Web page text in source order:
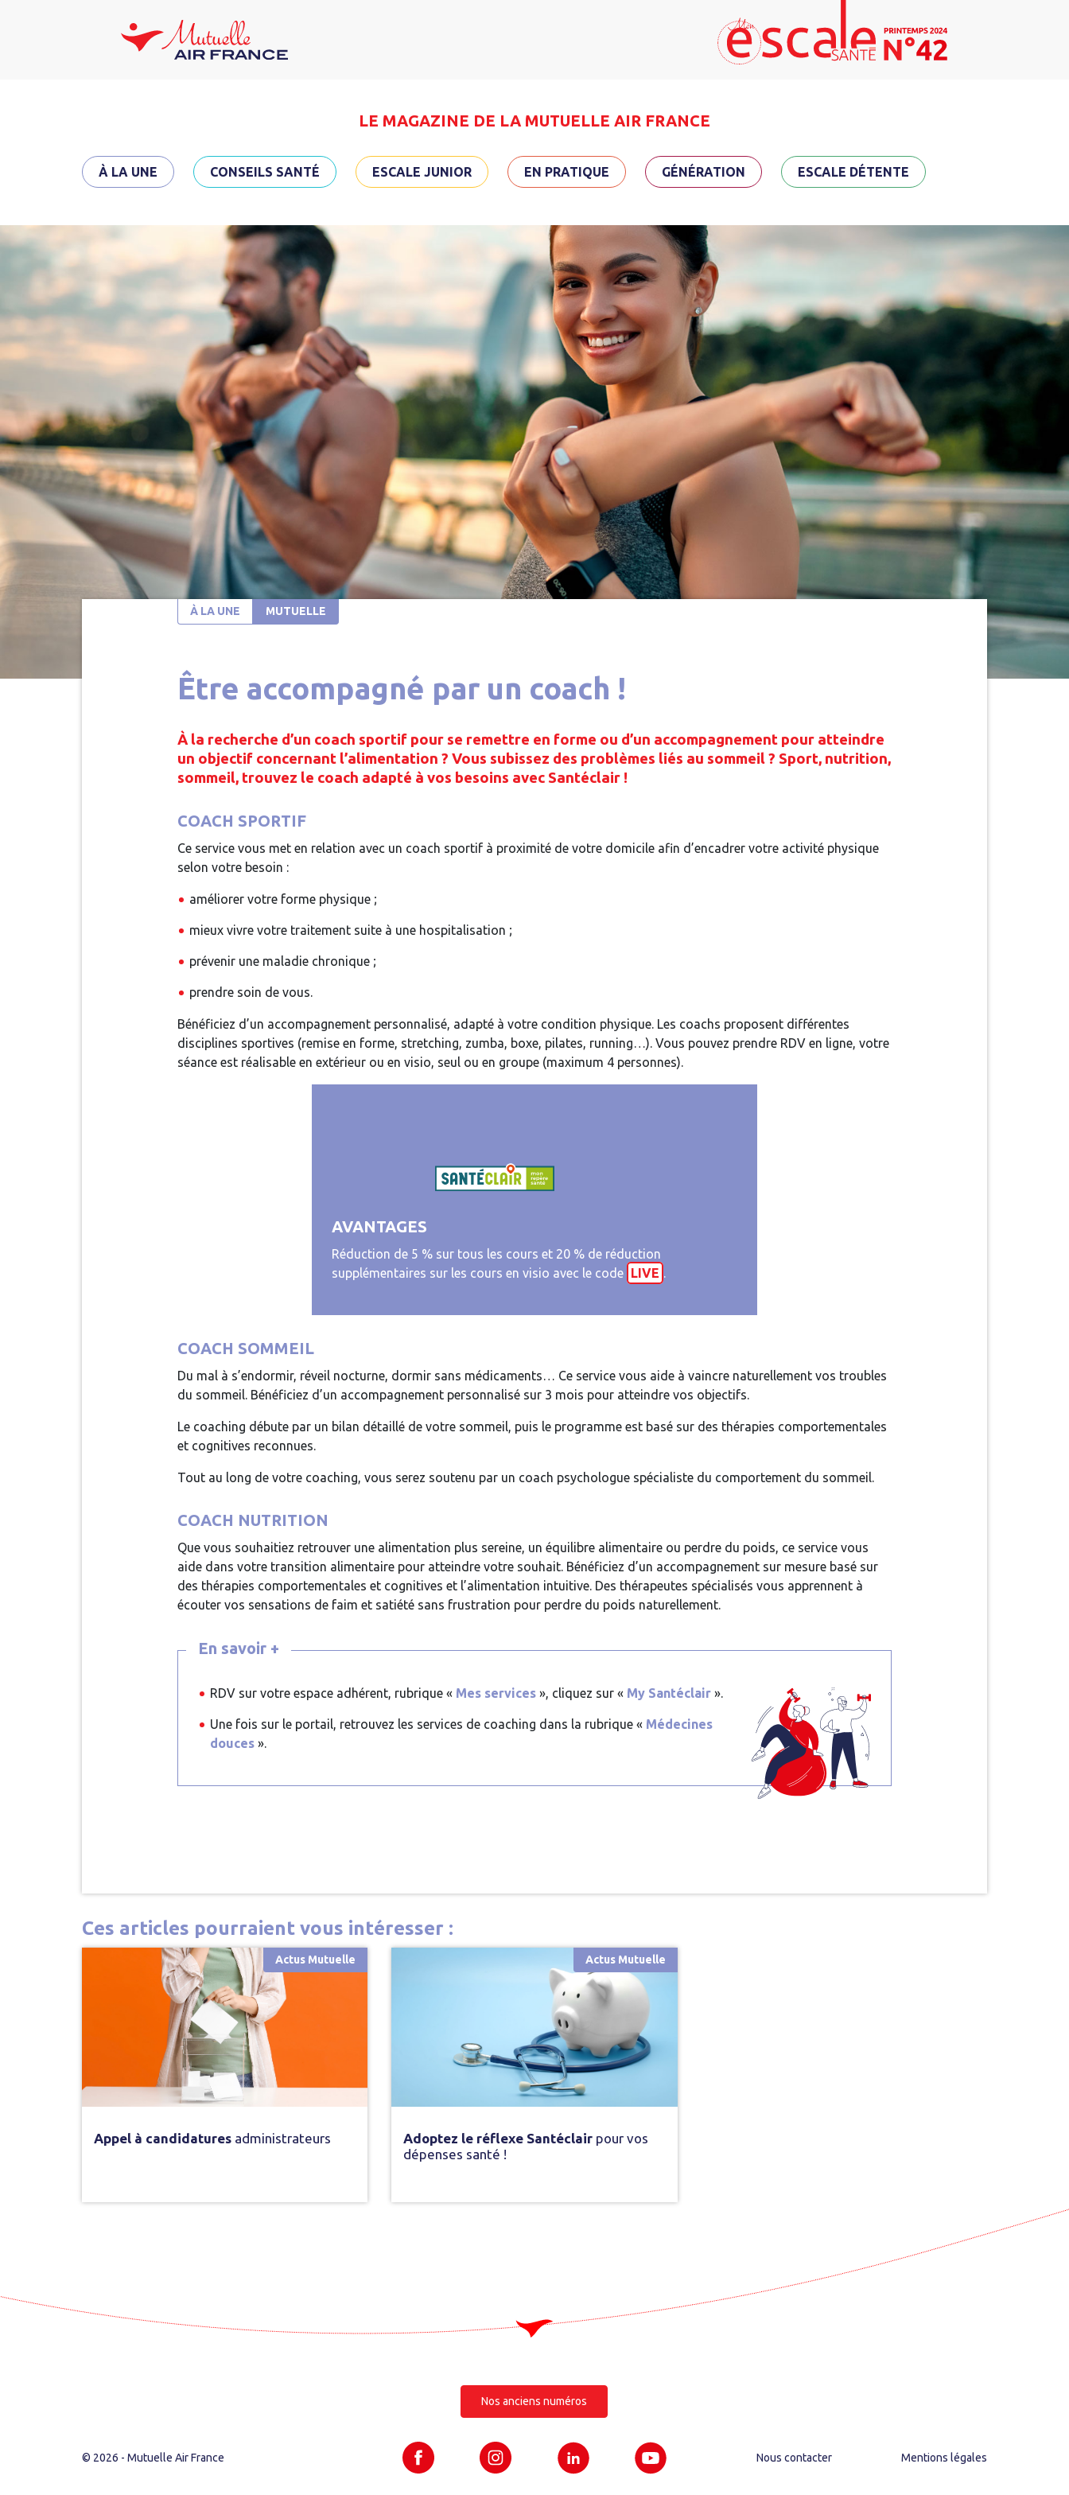
LE MAGAZINE DE LA MUTUELLE AIR FRANCE
À LA UNE CONSEILS SANTÉ ESCALE JUNIOR EN PRATIQUE GÉNÉRATION ESCALE DÉTENTE
À LA UNE MUTUELLE
Être accompagné par un coach !
À la recherche d’un coach sportif pour se remettre en forme ou d’un accompagnement pour atteindre
un objectif concernant l’alimentation ? Vous subissez des problèmes liés au sommeil ? Sport, nutrition,
sommeil, trouvez le coach adapté à vos besoins avec Santéclair !
COACH SPORTIF
Ce service vous met en relation avec un coach sportif à proximité de votre domicile afin d’encadrer votre activité physique
selon votre besoin :
améliorer votre forme physique ;
mieux vivre votre traitement suite à une hospitalisation ;
prévenir une maladie chronique ;
prendre soin de vous.
Bénéficiez d’un accompagnement personnalisé, adapté à votre condition physique. Les coachs proposent différentes
disciplines sportives (remise en forme, stretching, zumba, boxe, pilates, running…). Vous pouvez prendre RDV en ligne, votre
séance est réalisable en extérieur ou en visio, seul ou en groupe (maximum 4 personnes).
AVANTAGES
Réduction de 5 % sur tous les cours et 20 % de réduction
supplémentaires sur les cours en visio avec le code LIVE .
COACH SOMMEIL
Du mal à s’endormir, réveil nocturne, dormir sans médicaments… Ce service vous aide à vaincre naturellement vos troubles
du sommeil. Bénéficiez d’un accompagnement personnalisé sur 3 mois pour atteindre vos objectifs.
Le coaching débute par un bilan détaillé de votre sommeil, puis le programme est basé sur des thérapies comportementales
et cognitives reconnues.
Tout au long de votre coaching, vous serez soutenu par un coach psychologue spécialiste du comportement du sommeil.
COACH NUTRITION
Que vous souhaitiez retrouver une alimentation plus sereine, un équilibre alimentaire ou perdre du poids, ce service vous
aide dans votre transition alimentaire pour atteindre votre souhait. Bénéficiez d’un accompagnement sur mesure basé sur
des thérapies comportementales et cognitives et l’alimentation intuitive. Des thérapeutes spécialisés vous apprennent à
écouter vos sensations de faim et satiété sans frustration pour perdre du poids naturellement.
En savoir +
RDV sur votre espace adhérent, rubrique « Mes services », cliquez sur « My Santéclair ».
Une fois sur le portail, retrouvez les services de coaching dans la rubrique « Médecines
douces ».
Ces articles pourraient vous intéresser :
Actus Mutuelle
Appel à candidatures administrateurs
Actus Mutuelle
Adoptez le réflexe Santéclair pour vos
dépenses santé !
Nos anciens numéros
© 2026 - Mutuelle Air France Nous contacter Mentions légales